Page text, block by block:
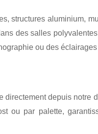
structures aluminium,
des salles
ou des
directement depuis notre
ou par palette,